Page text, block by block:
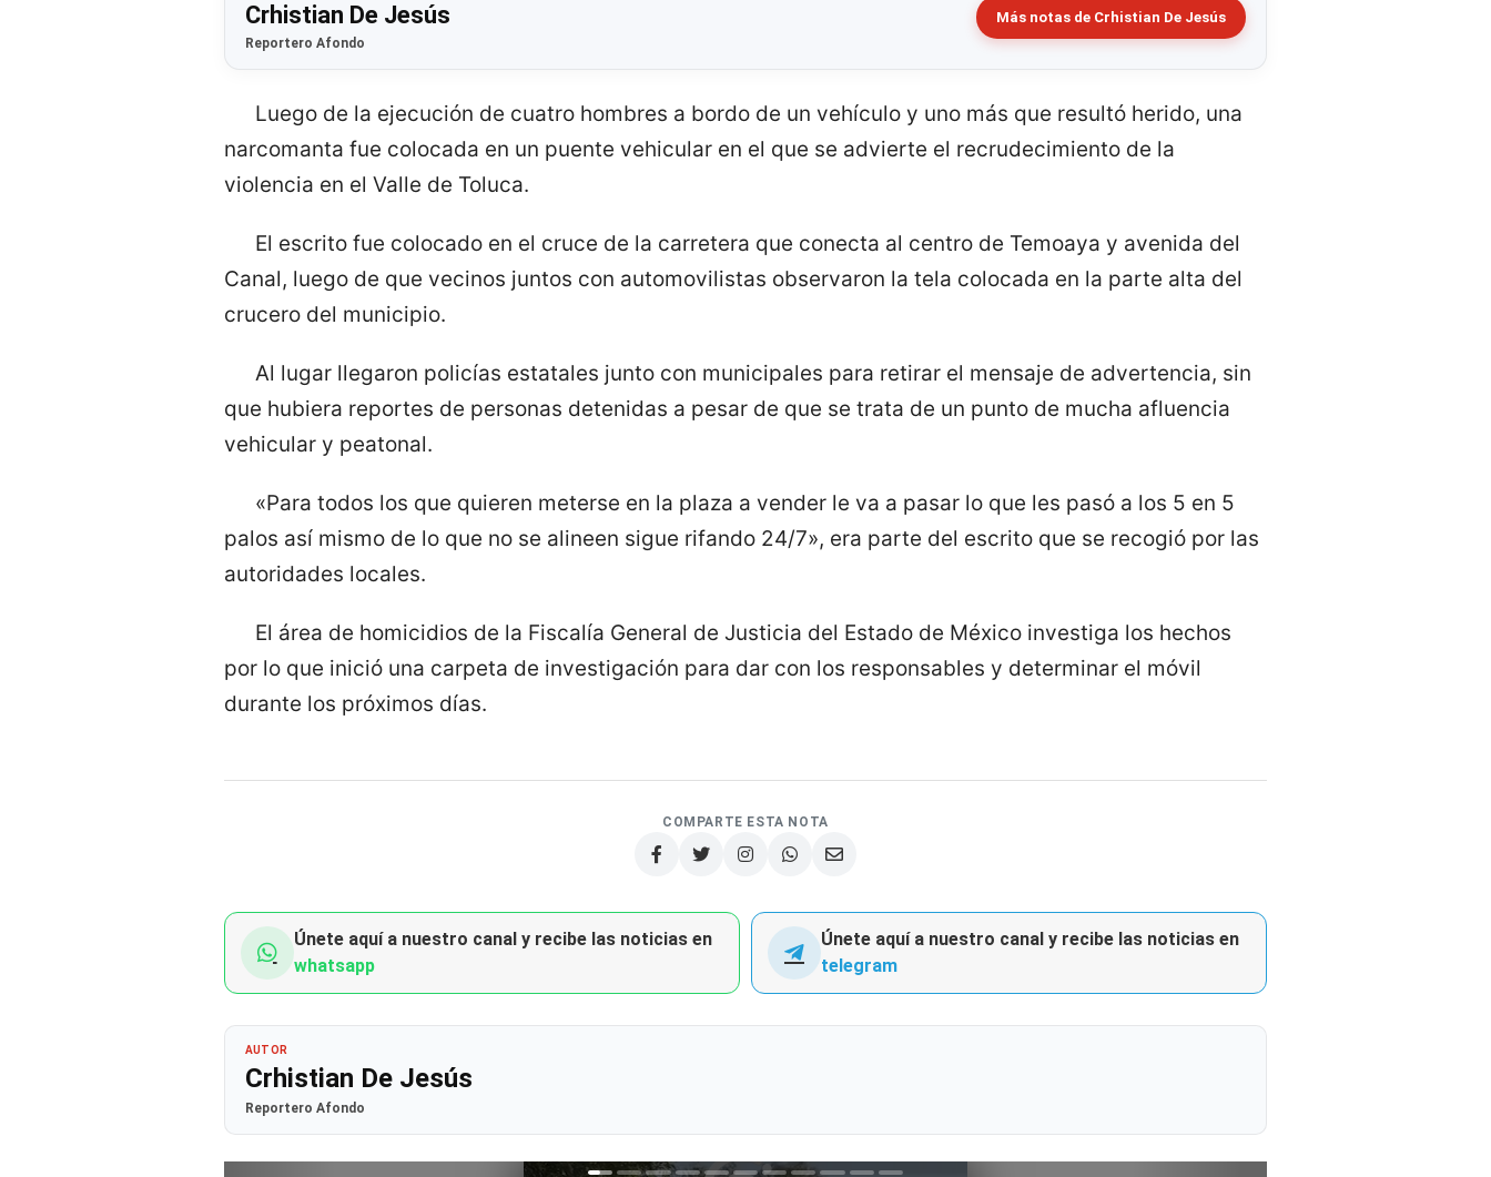
Crhistian De Jesús
Reportero Afondo
Más notas de Crhistian De Jesús
Luego de la ejecución de cuatro hombres a bordo de un vehículo y uno más que resultó herido, una
narcomanta fue colocada en un puente vehicular en el que se advierte el recrudecimiento de la
violencia en el Valle de Toluca.
El escrito fue colocado en el cruce de la carretera que conecta al centro de Temoaya y avenida del
Canal, luego de que vecinos juntos con automovilistas observaron la tela colocada en la parte alta del
crucero del municipio.
Al lugar llegaron policías estatales junto con municipales para retirar el mensaje de advertencia, sin
que hubiera reportes de personas detenidas a pesar de que se trata de un punto de mucha afluencia
vehicular y peatonal.
«Para todos los que quieren meterse en la plaza a vender le va a pasar lo que les pasó a los 5 en 5
palos así mismo de lo que no se alineen sigue rifando 24/7», era parte del escrito que se recogió por las
autoridades locales.
El área de homicidios de la Fiscalía General de Justicia del Estado de México investiga los hechos
por lo que inició una carpeta de investigación para dar con los responsables y determinar el móvil
durante los próximos días.
COMPARTE ESTA NOTA
Únete aquí a nuestro canal y recibe las noticias en
whatsapp
Únete aquí a nuestro canal y recibe las noticias en
telegram
AUTOR
Crhistian De Jesús
Reportero Afondo